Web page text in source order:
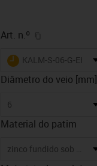
Art. n.º
igus-icon-lieferzeit
KALM-S-06-G-EK
Diâmetro do veio [mm]
6
Material do patim
zinco fundido sob pressão